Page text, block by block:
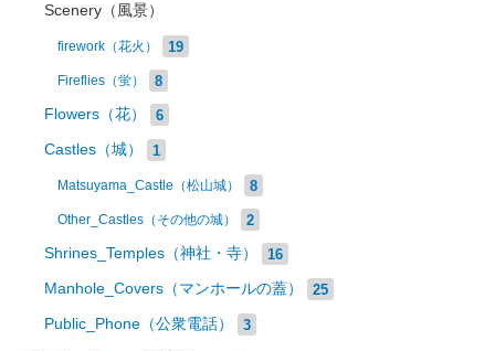
Scenery（風景）
firework（花火） 19
Fireflies（蛍） 8
Flowers（花） 6
Castles（城） 1
Matsuyama_Castle（松山城） 8
Other_Castles（その他の城） 2
Shrines_Temples（神社・寺） 16
Manhole_Covers（マンホールの蓋） 25
Public_Phone（公衆電話） 3